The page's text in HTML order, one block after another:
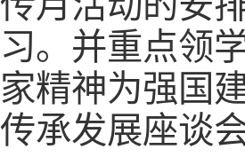
习。并重点领
家精神为强国
传承发展座谈